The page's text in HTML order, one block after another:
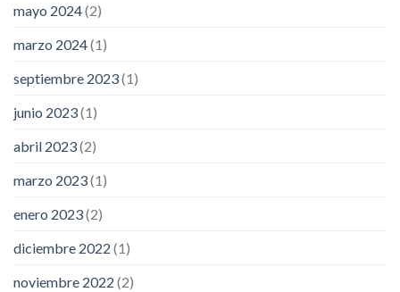
mayo 2024(2)
marzo 2024(1)
septiembre 2023(1)
junio 2023(1)
abril 2023(2)
marzo 2023(1)
enero 2023(2)
diciembre 2022 (1)
noviembre 2022 (2)